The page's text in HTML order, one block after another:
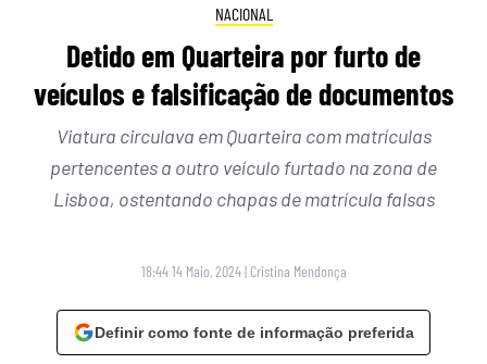
NACIONAL
Detido em Quarteira por furto de
veículos e falsificação de documentos
Viatura circulava em Quarteira com matrículas
pertencentes a outro veículo furtado na zona de
Lisboa, ostentando chapas de matrícula falsas
18:44 14 Maio, 2024 | Cristina Mendonça
Definir como fonte de informação preferida